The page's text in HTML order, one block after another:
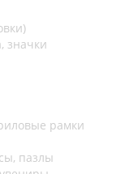
значки
рамки
пазлы